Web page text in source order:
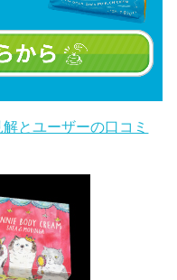
とユーザーの口コミ